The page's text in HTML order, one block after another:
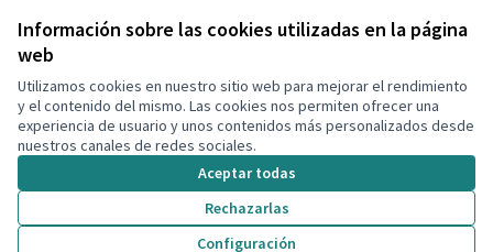
Información sobre las cookies utilizadas en la página
web
Utilizamos cookies en nuestro sitio web para mejorar el rendimiento
y el contenido del mismo. Las cookies nos permiten ofrecer una
experiencia de usuario y unos contenidos más personalizados desde
nuestros canales de redes sociales.
Aceptar todas
Rechazarlas
Configuración
Términos y condiciones de uso
Configuración de cookies
Decidim Calafell en X
(Enlace externo)
Decidim Calafell en Facebook
Decidim Calafell en YouTube
Decidim Calafell en GitHub
(Enlace externo)
Con licencia
(Enlace